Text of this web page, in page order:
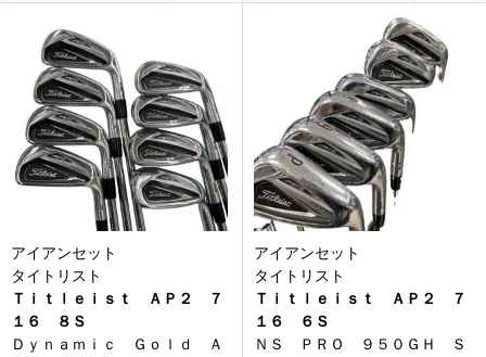
アイアンセット
タイトリスト
Ｔｉｔｌｅｉｓｔ ＡＰ２ ７
１６ ８Ｓ
Ｄｙｎａｍｉｃ Ｇｏｌｄ Ａ
アイアンセット
タイトリスト
Ｔｉｔｌｅｉｓｔ ＡＰ２ ７
１６ ６Ｓ
ＮＳ ＰＲＯ ９５０ＧＨ Ｓ